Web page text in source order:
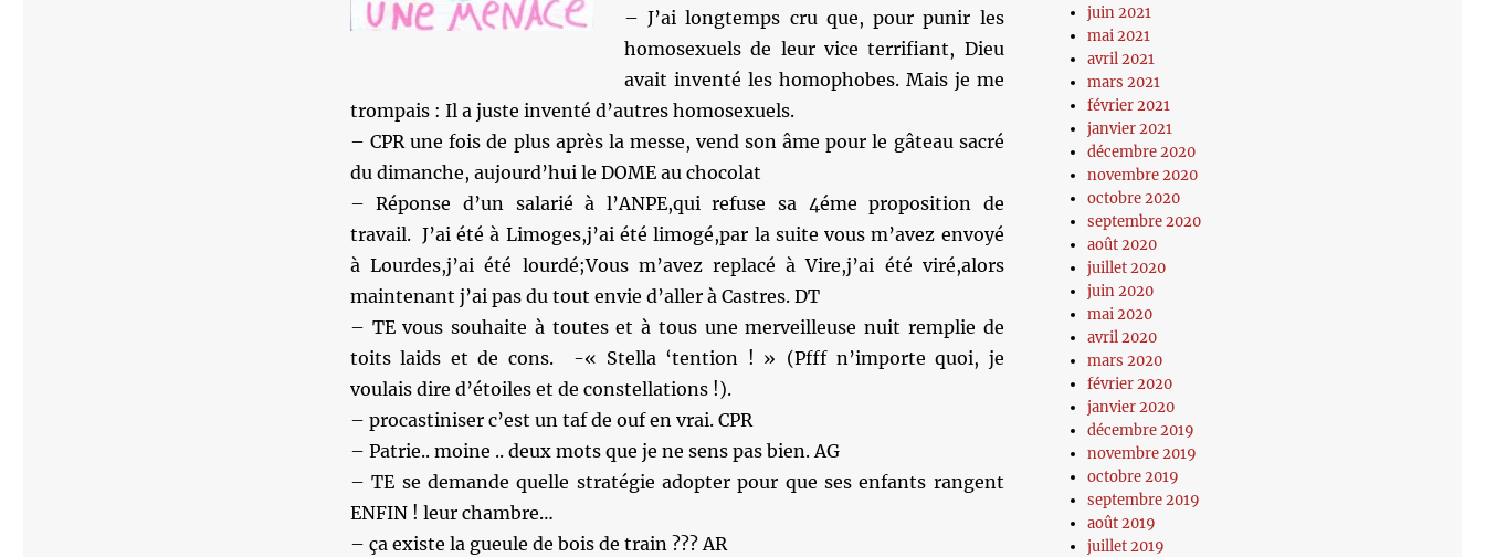
– J’ai longtemps cru que, pour punir les
homosexuels de leur vice terrifiant, Dieu
avait inventé les homophobes. Mais je me
trompais : Il a juste inventé d’autres homosexuels.
– CPR une fois de plus après la messe, vend son âme pour le gâteau sacré
du dimanche, aujourd’hui le DOME au chocolat
– Réponse d’un salarié à l’ANPE,qui refuse sa 4éme proposition de
travail. J’ai été à Limoges,j’ai été limogé,par la suite vous m’avez envoyé
à Lourdes,j’ai été lourdé;Vous m’avez replacé à Vire,j’ai été viré,alors
maintenant j’ai pas du tout envie d’aller à Castres. DT
– TE vous souhaite à toutes et à tous une merveilleuse nuit remplie de
toits laids et de cons. -« Stella ‘tention ! » (Pfff n’importe quoi, je
voulais dire d’étoiles et de constellations !).
– procastiniser c’est un taf de ouf en vrai. CPR
– Patrie.. moine .. deux mots que je ne sens pas bien. AG
– TE se demande quelle stratégie adopter pour que ses enfants rangent
ENFIN ! leur chambre…
– ça existe la gueule de bois de train ??? AR
juin 2021
mai 2021
avril 2021
mars 2021
février 2021
janvier 2021
décembre 2020
novembre 2020
octobre 2020
septembre 2020
août 2020
juillet 2020
juin 2020
mai 2020
avril 2020
mars 2020
février 2020
janvier 2020
décembre 2019
novembre 2019
octobre 2019
septembre 2019
août 2019
juillet 2019